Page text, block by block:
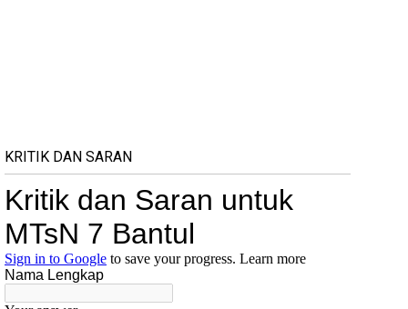
KRITIK DAN SARAN